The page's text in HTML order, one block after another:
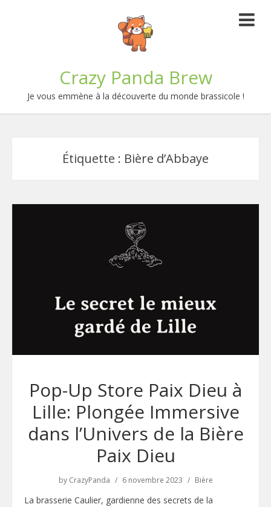
Crazy Panda Brew
Je vous emmène à la découverte du monde brassicole !
Étiquette : Bière d’Abbaye
Pop-Up Store Paix Dieu à
Lille: Plongée Immersive
dans l’Univers de la Bière
Paix Dieu
by CrazyPanda 6 novembre 2023 Bière
La brasserie Caulier, gardienne des secrets de la